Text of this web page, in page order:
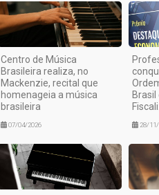
Centro de Música
Brasileira realiza, no
Mackenzie, recital que
homenageia a música
brasileira
07/04/2026 28/